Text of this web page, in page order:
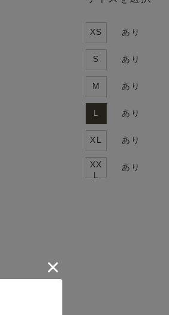
XS あり
S あり
M あり
L あり
XL あり
XX
L
あり